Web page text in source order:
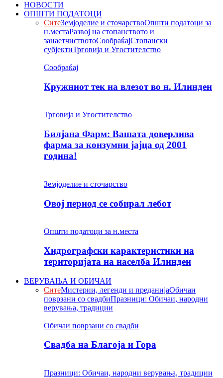
НОВОСТИ
ОПШТИ ПОДАТОЦИ
СитеЗемјоделие и сточарствоОпшти податоци за
н.местаРазвој на стопанството и
занаетчиствотоСообраќајСтопански
субјектиТрговија и Угостителство
Сообраќај
Кружниот тек на влезот во н. Илинден
Трговија и Угостителство
Билјана Фарм: Вашата доверлива
фарма за конзумни јајца од 2001
година!
Земјоделие и сточарство
Овој период се собирал лебот
Општи податоци за н.места
Хидрографски карактеристики на
територијата на населба Илинден
ВЕРУВАЊА И ОБИЧАИ
СитеМистерии, легенди и преданијаОбичаи
поврзани со свадбиПразници: Обичаи, народни
верувања, традиции
Обичаи поврзани со свадби
Свадба на Благоја и Гора
Празници: Обичаи, народни верувања, традиции